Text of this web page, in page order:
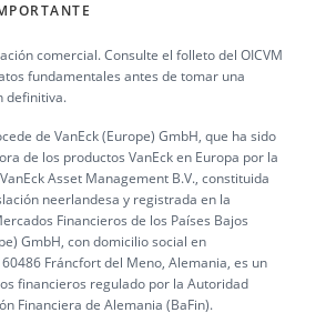
comercial. Consulte el folleto del OICVM
fundamentales antes de tomar una
definitiva.
de VanEck (Europe) GmbH, que ha sido
de los productos VanEck en Europa por la
Asset Management B.V., constituida
neerlandesa y registrada en la
Financieros de los Países Bajos
GmbH, con domicilio social en
Fráncfort del Meno, Alemania, es un
financieros regulado por la Autoridad
Financiera de Alemania (BaFin).